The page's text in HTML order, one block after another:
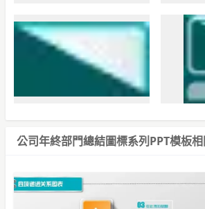
公司年終部門總結圖標系列PPT模板